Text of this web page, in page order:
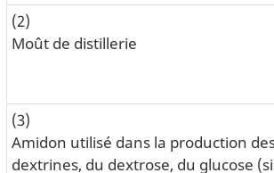
(2)
Moût de distillerie
(3)
Amidon utilisé dans la production
dextrines, du dextrose, du glucose